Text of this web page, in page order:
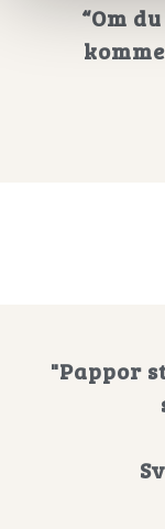
“Om
"Pappor